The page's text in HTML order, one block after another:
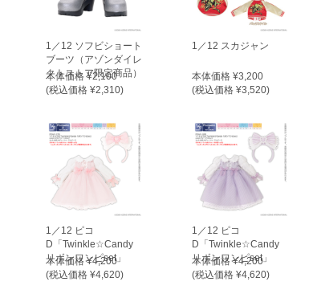
1／12 ソフビショート
ブーツ（アゾンダイレ
クトストア限定商品）
本体価格 ¥2,100
(税込価格 ¥2,310)
1／12 スカジャン
本体価格 ¥3,200
(税込価格 ¥3,520)
1／12 ピコ
D「Twinkle☆Candy
リボンワンピset」
本体価格 ¥4,200
(税込価格 ¥4,620)
1／12 ピコ
D「Twinkle☆Candy
リボンワンピset」
本体価格 ¥4,200
(税込価格 ¥4,620)